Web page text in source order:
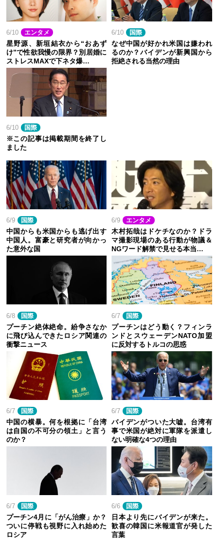
6/10 エンタメ
星野源、新垣結衣から“おあず
け”で性欲我慢の限界？別居婚に
ストレスMAXで下ネタ爆…
6/10 国際
なぜ中国が好かれ米国は嫌われ
るのか？バイデンが新興国から
拒絶される当然の理由
6/10 国際
※この記事は掲載期間を終了し
ました
6/9 国際
中国からも米国からも逃げ出す
中国人。富豪と研究者が向かっ
た意外な国
6/9 エンタメ
木村拓哉はドケチなのか？ドラ
マ撮影現場のある行動が物議＆
NGワード解禁で見せる本当…
6/8 国際
プーチン絶体絶命。紛争さなか
に飛び込んできたロシア関連の
衝撃ニュース
6/7 国際
プーチンはどう動く？フィンラ
ンドとスウェーデンNATO加盟
に反対するトルコの思惑
6/7 国際
中国の横暴。何を根拠に「台湾
は自国の不可分の領土」と言う
のか？
6/7 国際
バイデンがついた大嘘。台湾有
事で米国が絶対に軍隊を派遣し
ない明確な4つの理由
6/7 国際
プーチン4月に「がん治療」か？
ついに停戦も視野に入れ始めた
ロシア
6/6 国際
日本より先にバイデンが来た。
歓喜の韓国に米報道官が発した
言葉